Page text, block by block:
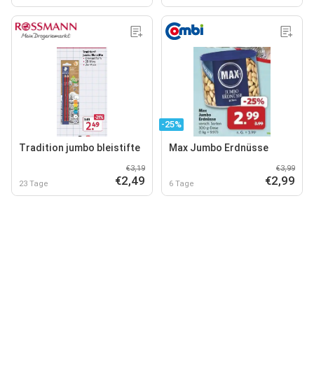
Tradition jumbo bleistifte
23 Tage
€3,19
€2,49
-25%
Max Jumbo Erdnüsse
6 Tage
€3,99
€2,99